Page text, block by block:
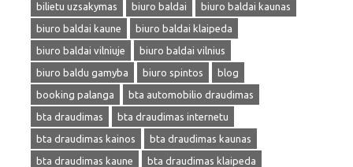
bilietu uzsakymas
biuro baldai
biuro baldai kaunas
biuro baldai kaune
biuro baldai klaipeda
biuro baldai vilniuje
biuro baldai vilnius
biuro baldu gamyba
biuro spintos
blog
booking palanga
bta automobilio draudimas
bta draudimas
bta draudimas internetu
bta draudimas kainos
bta draudimas kaunas
bta draudimas kaune
bta draudimas klaipeda